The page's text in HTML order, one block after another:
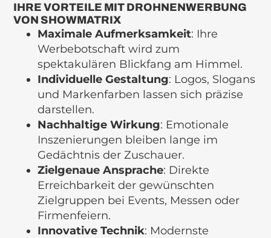
IHRE VORTEILE MIT DROHNENWERBUNG
VON SHOWMATRIX
Maximale Aufmerksamkeit: Ihre
Werbebotschaft wird zum
spektakulären Blickfang am Himmel.
Individuelle Gestaltung: Logos, Slogans
und Markenfarben lassen sich präzise
darstellen.
Nachhaltige Wirkung: Emotionale
Inszenierungen bleiben lange im
Gedächtnis der Zuschauer.
Zielgenaue Ansprache: Direkte
Erreichbarkeit der gewünschten
Zielgruppen bei Events, Messen oder
Firmenfeiern.
Innovative Technik: Modernste